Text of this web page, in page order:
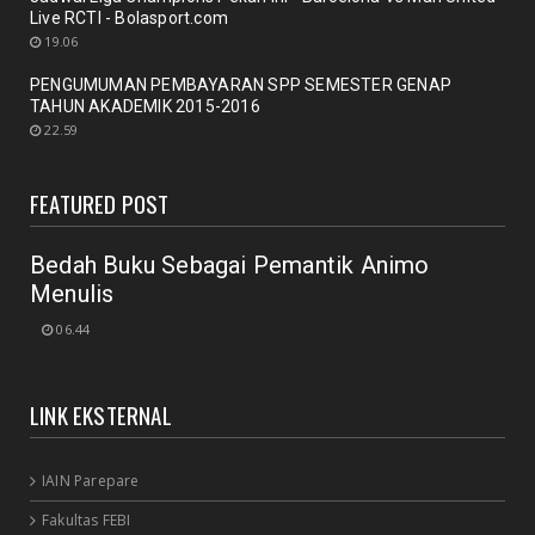
September 29, 2020
Mengobrol cara baru "New Library"
September 12, 2020
Live RCTI - Bolasport.com
19.06
PENGUMUMAN PEMBAYARAN SPP SEMESTER GENAP
TAHUN AKADEMIK 2015-2016
22.59
FEATURED POST
Bedah Buku Sebagai Pemantik Animo
Menulis
06.44
LINK EKSTERNAL
IAIN Parepare
Fakultas FEBI